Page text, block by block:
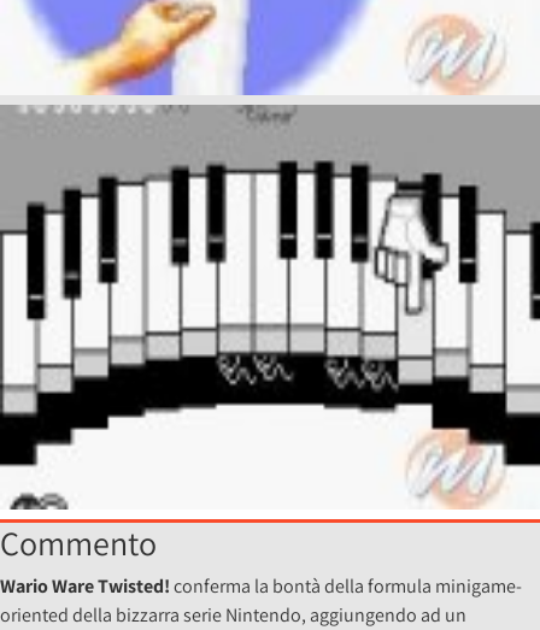
Commento
Wario Ware Twisted!conferma la bontà della formula minigame-
oriented della bizzarra serie Nintendo, aggiungendo ad un